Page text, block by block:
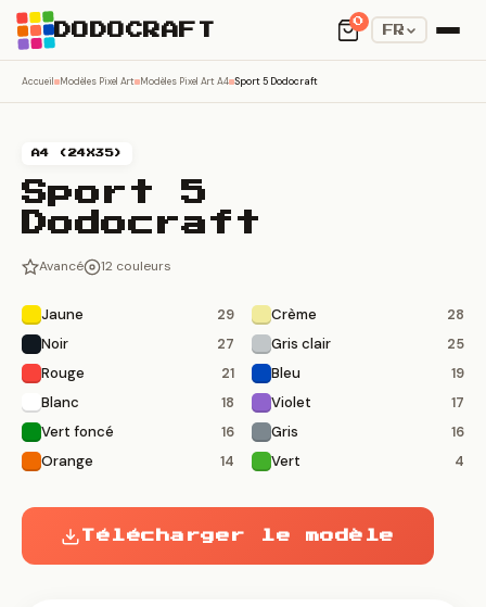
DODOCRAFT
0
FR
Accueil Modèles Pixel Art Modèles Pixel Art A4 Sport 5 Dodocraft
A4 (24X35)
Sport 5
Dodocraft
Avancé 12 couleurs
Jaune 29 Crème 28
Noir 27 Gris clair 25
Rouge 21 Bleu 19
Blanc 18 Violet 17
Vert foncé 16 Gris 16
Orange 14 Vert 4
Télécharger le modèle